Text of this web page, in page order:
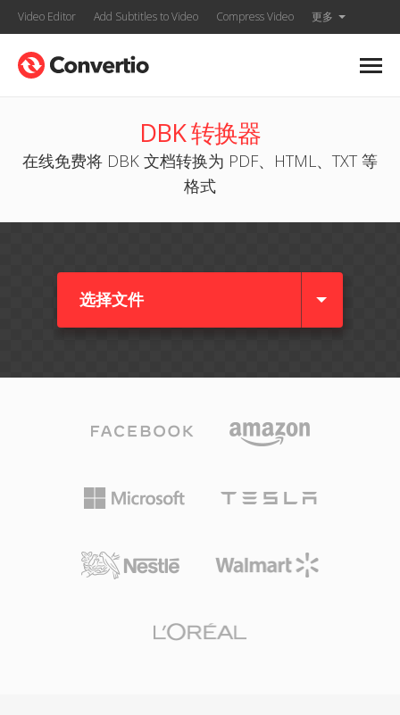
Video Editor Add Subtitles to Video Compress Video 更多
DBK 转换器
在线免费将 DBK 文档转换为 PDF、HTML、TXT 等
格式
选择文件